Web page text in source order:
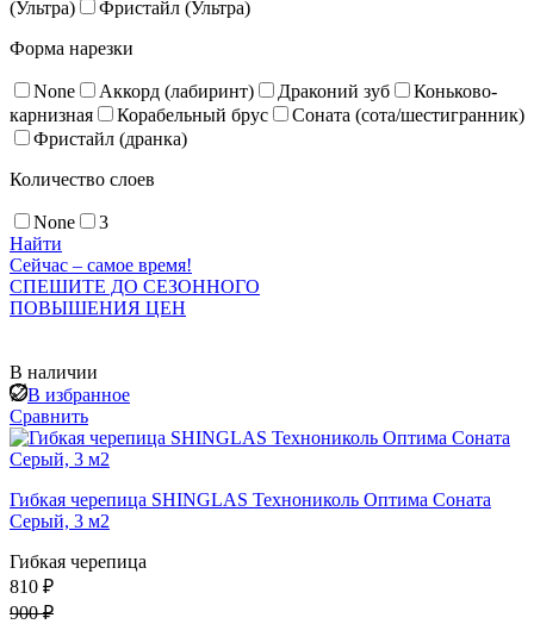
(Ультра)
Фристайл (Ультра)
Форма нарезки
None Аккорд (лабиринт) Драконий зуб
Коньково-
карнизная
Корабельный брус
Соната (сота/шестигранник)
Фристайл (дранка)
Количество слоев
None
3
Найти
Сейчас – самое время!
СПЕШИТЕ ДО СЕЗОННОГО
ПОВЫШЕНИЯ ЦЕН
В наличии
В избранное
Сравнить
Гибкая черепица SHINGLAS Технониколь Оптима Соната
Серый, 3 м2
Гибкая черепица
810 ₽
900 ₽